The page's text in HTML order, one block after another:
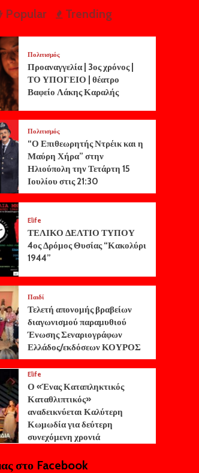
Popular Trending
Πολιτισμός
Προαναγγελία | 3ος χρόνος |
ΤΟ ΥΠΟΓΕΙΟ | θέατρο
Βαφείο Λάκης Καραλής
Πολιτισμός
“Ο Επιθεωρητής Ντρέικ και η
Μαύρη Χήρα” στην
Ηλιούπολη την Τετάρτη 15
Ιουλίου στις 21:30
Elife
ΤΕΛΙΚΟ ΔΕΛΤΙΟ ΤΥΠΟΥ
4ος Δρόμος Θυσίας “Κακολύρι
1944”
Παιδί
Τελετή απονομής βραβείων
διαγωνισμού παραμυθιού
Ένωσης Σεναριογράφων
Ελλάδος/εκδόσεων ΚΟΥΡΟΣ
Elife
Ο «Ένας Καταπληκτικός
Καταθλιπτικός»
αναδεικνύεται Καλύτερη
Κωμωδία για δεύτερη
συνεχόμενη χρονιά
στο Facebook